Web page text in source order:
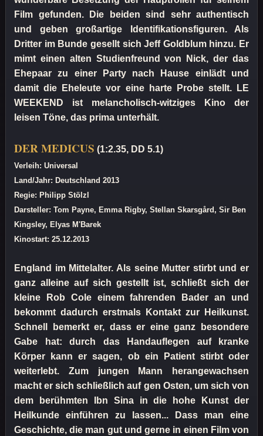
Film gefunden. Die beiden sind sehr authentisch
und geben großartige Identifikationsfiguren. Als
Dritter im Bunde gesellt sich Jeff Goldblum hinzu. Er
mimt einen alten Studienfreund von Nick, der das
Ehepaar zu einer Party nach Hause einlädt und
damit die Eheleute vor eine harte Probe stellt. LE
WEEKEND ist melancholisch-witziges Kino der
leisen Töne, das prima unterhält.
DER MEDICUS (1:2.35, DD 5.1)
Verleih: Universal
Land/Jahr: Deutschland 2013
Regie: Philipp Stölzl
Darsteller: Tom Payne, Emma Rigby, Stellan Skarsgård, Sir Ben
Kingsley, Elyas M'Barek
Kinostart: 25.12.2013
England im Mittelalter. Als seine Mutter stirbt und er
ganz alleine auf sich gestellt ist, schließt sich der
kleine Rob Cole einem fahrenden Bader an und
bekommt dadurch erstmals Kontakt zur Heilkunst.
Schnell bemerkt er, dass er eine ganz besondere
Gabe hat: durch das Handauflegen auf kranke
Körper kann er sagen, ob ein Patient stirbt oder
weiterlebt. Zum jungen Mann herangewachsen
macht er sich schließlich auf gen Osten, um sich von
dem berühmten Ibn Sina in die hohe Kunst der
Heilkunde einführen zu lassen... Dass man eine
Geschichte, die man gut und gerne in einen Film von